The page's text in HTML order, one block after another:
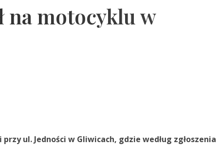
na motocyklu w
ul. Jedności w Gliwicach, gdzie według zgłoszenia